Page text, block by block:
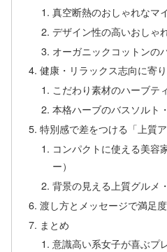
真空断熱のおしゃれなマ
デザイン性の高いおしゃ
オーガニックコットンの
健康・リラックス志向に寄
こだわり素材のハーブテ
本格ハーブのバスソルト
特別感で差をつける「上質ア
コンパクトに使える美容
ー）
背景の見える上質グルメ
渡し方とメッセージで満足
まとめ
意識高い系女子が喜ぶプ